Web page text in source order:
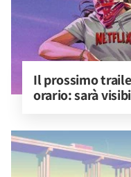
Il prossimo
orario: sarà